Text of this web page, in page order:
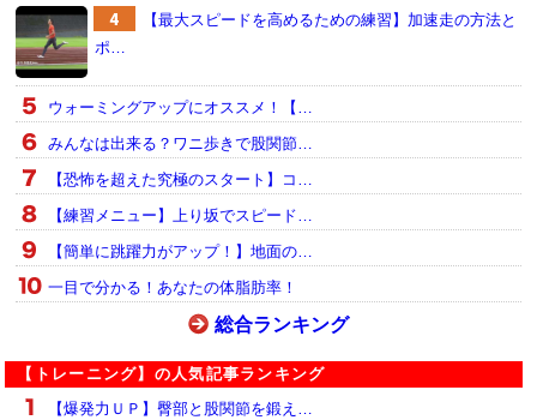
【最大スピードを高めるための練習】加速走の方法と
ポ…
ウォーミングアップにオススメ！【…
みんなは出来る？ワニ歩きで股関節…
【恐怖を超えた究極のスタート】コ…
【練習メニュー】上り坂でスピード…
【簡単に跳躍力がアップ！】地面の…
一目で分かる！あなたの体脂肪率！
総合ランキング
【トレーニング】の人気記事ランキング
【爆発力ＵＰ】臀部と股関節を鍛え…